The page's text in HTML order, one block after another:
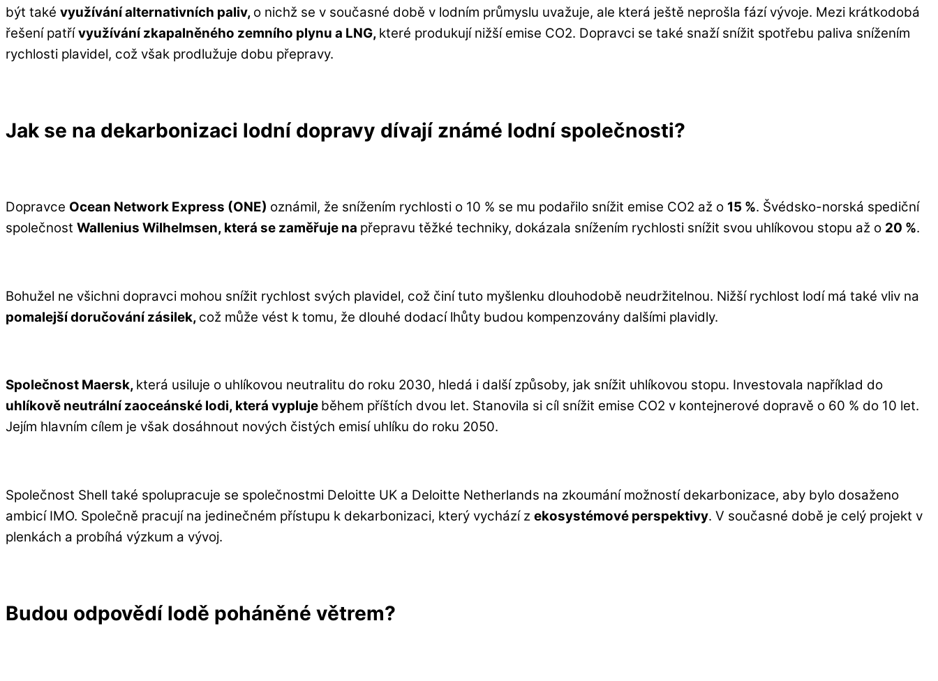
být také využívání alternativních paliv, o nichž se v současné době v lodním průmyslu uvažuje, ale která ještě neprošla fází vývoje. Mezi krátkodobá
řešení patřívyužívání zkapalněného zemního plynu a LNG, které produkují nižší emise CO2. Dopravci se také snaží snížit spotřebu paliva snížením
rychlosti plavidel, což však prodlužuje dobu přepravy.
Jak se na dekarbonizaci lodní dopravy dívají známé lodní společnosti?
Dopravce Ocean Network Express (ONE) oznámil, že snížením rychlosti o 10 % se mu podařilo snížit emise CO2 až o 15 %. Švédsko-norská spediční
společnost Wallenius Wilhelmsen, která se zaměřuje na přepravu těžké techniky, dokázala snížením rychlosti snížit svou uhlíkovou stopu až o 20 %.
Bohužel ne všichni dopravci mohou snížit rychlost svých plavidel, což činí tuto myšlenku dlouhodobě neudržitelnou. Nižší rychlost lodí má také vliv na
pomalejší doručování zásilek, což může vést k tomu, že dlouhé dodací lhůty budou kompenzovány dalšími plavidly.
Společnost Maersk, která usiluje o uhlíkovou neutralitu do roku 2030, hledá i další způsoby, jak snížit uhlíkovou stopu. Investovala například do
uhlíkově neutrální zaoceánské lodi, která vypluje během příštích dvou let. Stanovila si cíl snížit emise CO2 v kontejnerové dopravě o 60 % do 10 let.
Jejím hlavním cílem je však dosáhnout nových čistých emisí uhlíku do roku 2050.
Společnost Shell také spolupracuje se společnostmi Deloitte UK a Deloitte Netherlands na zkoumání možností dekarbonizace, aby bylo dosaženo
ambicí IMO. Společně pracují na jedinečném přístupu k dekarbonizaci, který vychází z ekosystémové perspektivy. V současné době je celý projekt v
plenkách a probíhá výzkum a vývoj.
Budou odpovědí lodě poháněné větrem?